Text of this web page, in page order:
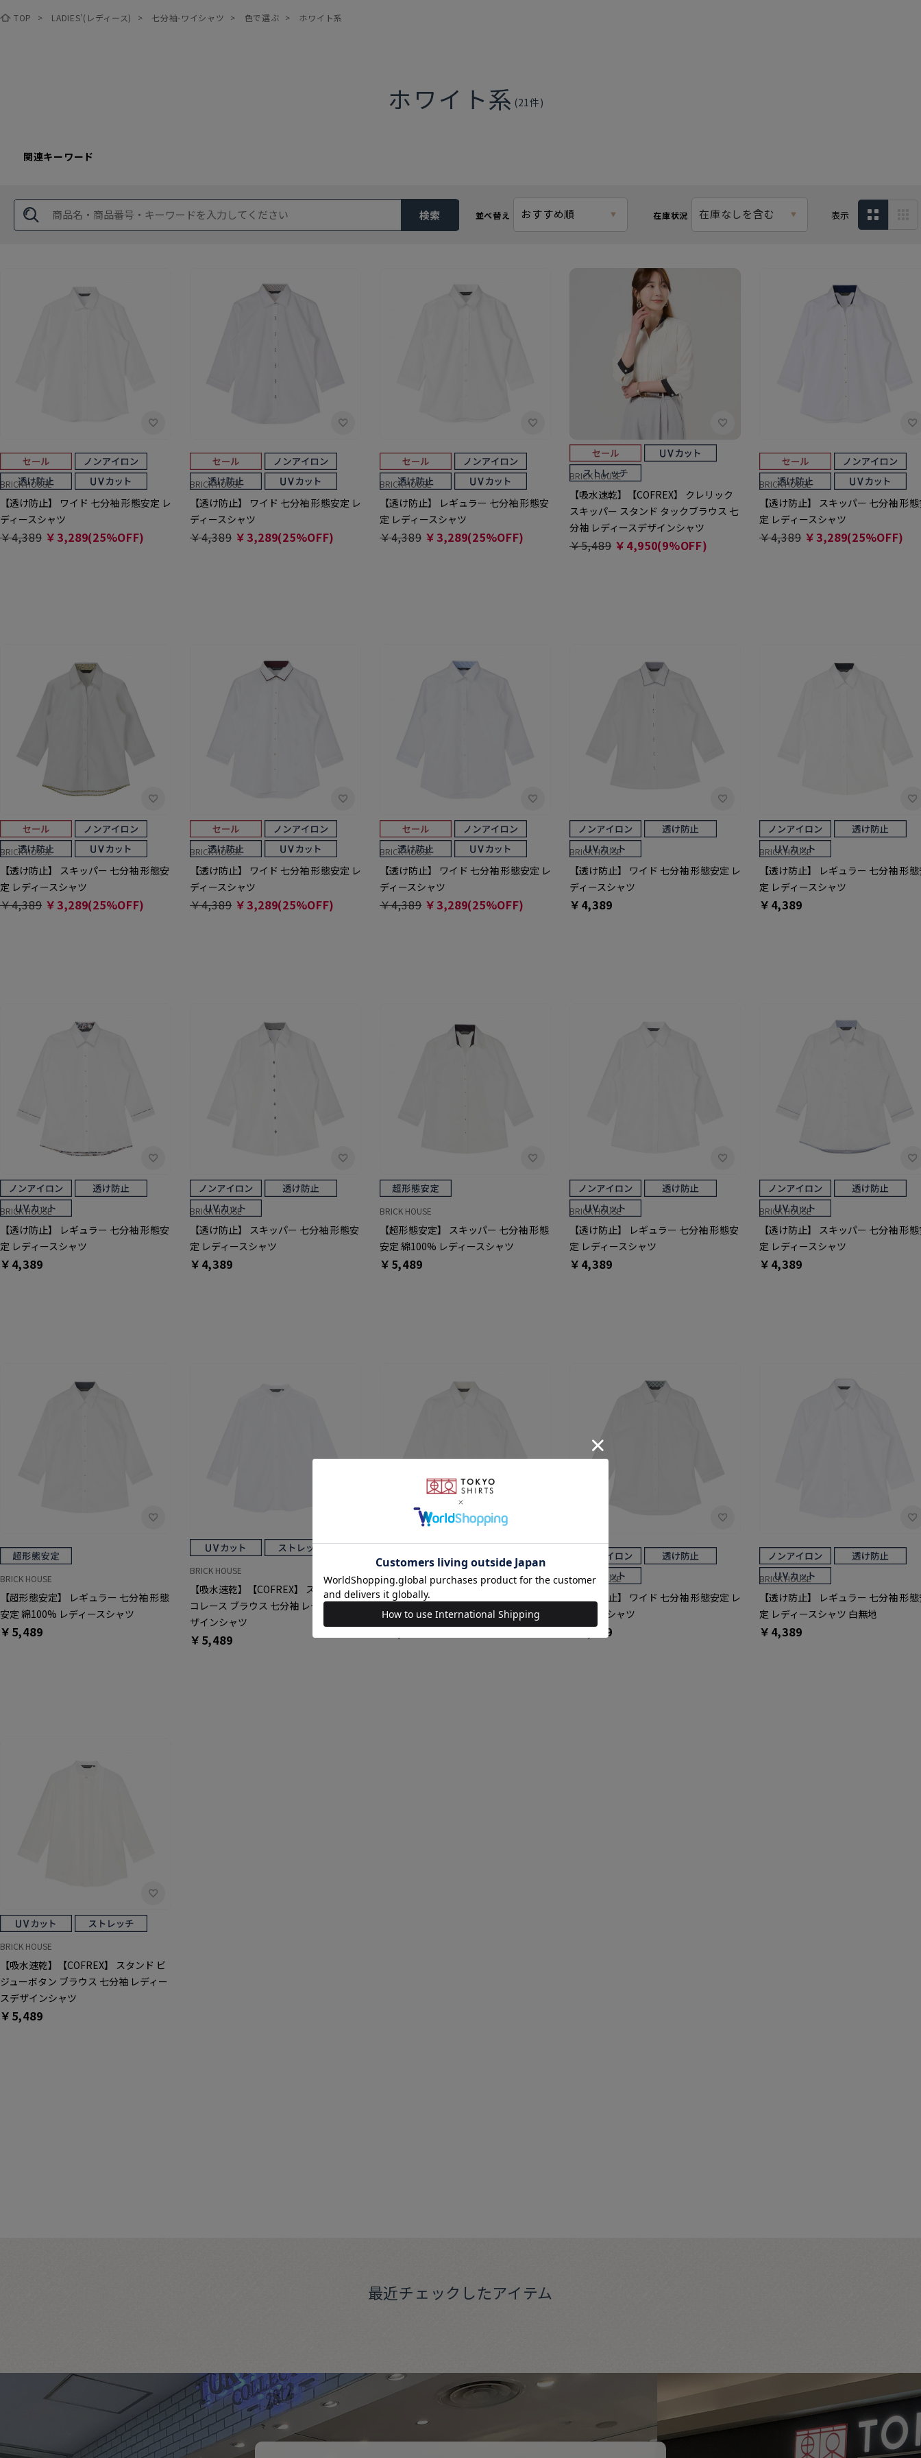
TOP > LADIES'(レディース) > 七分袖-ワイシャツ > 色で選ぶ > ホワイト系
ホワイト系 (21件)
関連キーワード
検索 並べ替え おすすめ順 在庫状況 在庫なしを含む 表示
BRICK HOUSE
【透け防止】 ワイド 七分袖 形態安定 レ
ディースシャツ
￥4,389 ￥3,289(25%OFF)
BRICK HOUSE
【透け防止】 ワイド 七分袖 形態安定 レ
ディースシャツ
￥4,389 ￥3,289(25%OFF)
BRICK HOUSE
【透け防止】 レギュラー 七分袖 形態安
定 レディースシャツ
￥4,389 ￥3,289(25%OFF)
BRICK HOUSE
【吸水速乾】【COFREX】 クレリック
スキッパー スタンド タックブラウス 七
分袖 レディースデザインシャツ
￥5,489 ￥4,950(9%OFF)
BRICK HOUSE
【透け防止】 スキッパー 七分袖 形
定 レディースシャツ
￥4,389 ￥3,289(25%OFF)
BRICK HOUSE
【透け防止】 スキッパー 七分袖 形態安
定 レディースシャツ
￥4,389 ￥3,289(25%OFF)
BRICK HOUSE
【透け防止】 ワイド 七分袖 形態安定 レ
ディースシャツ
￥4,389 ￥3,289(25%OFF)
BRICK HOUSE
【透け防止】 ワイド 七分袖 形態安定 レ
ディースシャツ
￥4,389 ￥3,289(25%OFF)
BRICK HOUSE
【透け防止】 ワイド 七分袖 形態安定 レ
ディースシャツ
￥4,389
BRICK HOUSE
【透け防止】 レギュラー 七分袖 形
定 レディースシャツ
￥4,389
BRICK HOUSE
【透け防止】 レギュラー 七分袖 形態安
定 レディースシャツ
￥4,389
BRICK HOUSE
【透け防止】 スキッパー 七分袖 形態安
定 レディースシャツ
￥4,389
BRICK HOUSE
【超形態安定】 スキッパー 七分袖 形態
安定 綿100% レディースシャツ
￥5,489
BRICK HOUSE
【透け防止】 レギュラー 七分袖 形態安
定 レディースシャツ
￥4,389
BRICK HOUSE
【透け防止】 スキッパー 七分袖 形
定 レディースシャツ
￥4,389
BRICK HOUSE
【超形態安定】 レギュラー 七分袖 形態
安定 綿100% レディースシャツ
￥5,489
BRICK HOUSE
【吸水速乾】【COFREX】 スタンド ピ
コレース ブラウス 七分袖 レディースデ
ザインシャツ
￥5,489
BRICK HOUSE
【透け防止】 レギュラー 七分袖 形態安
定 レディースシャツ
￥4,389
BRICK HOUSE
【透け防止】 ワイド 七分袖 形態安定 レ
ディースシャツ
￥4,389
BRICK HOUSE
【透け防止】 レギュラー 七分袖 形
定 レディースシャツ 白無地
￥4,389
BRICK HOUSE
【吸水速乾】【COFREX】 スタンド ビ
ジューボタン ブラウス 七分袖 レディー
スデザインシャツ
￥5,489
最近チェックしたアイテム